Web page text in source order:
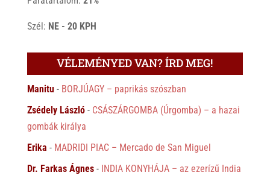
Szél: NE - 20 KPH
VÉLEMÉNYED VAN? ÍRD MEG!
Manitu- BORJÚAGY – paprikás szószban
Zsédely László- CSÁSZÁRGOMBA (Úrgomba) – a hazai
gombák királya
Erika - MADRIDI PIAC – Mercado de San Miguel
Dr. Farkas Ágnes- INDIA KONYHÁJA – az ezerízű India